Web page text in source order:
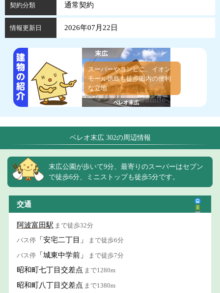
契約分類 通常契約
情報更新日 2026年07月22日
スーパーやコンビニ、イオン
モール徳島も徒歩圏内の便利
な立地
ベレオ末広 302の周辺情報
末広公園が歩いて9分、最寄りのスーパーはセブン
で徒歩6分、ミニストップも徒歩5分です。
交通
阿波富田駅 まで徒歩32分
バス停 「安宅二丁目」 まで徒歩6分
バス停 「城東中学前」 まで徒歩7分
昭和町七丁目交差点 まで1280m
昭和町八丁目交差点 まで1380m